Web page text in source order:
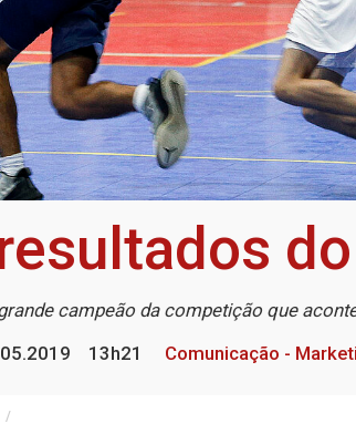
campeão da competição que
13h21 Comunicação -